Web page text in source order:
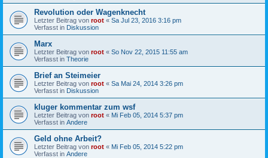
Revolution oder Wagenknecht
Letzter Beitrag von root « Sa Jul 23, 2016 3:16 pm
Verfasst in Diskussion
Marx
Letzter Beitrag von root « So Nov 22, 2015 11:55 am
Verfasst in Theorie
Brief an Steimeier
Letzter Beitrag von root « Sa Mai 24, 2014 3:26 pm
Verfasst in Diskussion
kluger kommentar zum wsf
Letzter Beitrag von root « Mi Feb 05, 2014 5:37 pm
Verfasst in Andere
Geld ohne Arbeit?
Letzter Beitrag von root « Mi Feb 05, 2014 5:22 pm
Verfasst in Andere